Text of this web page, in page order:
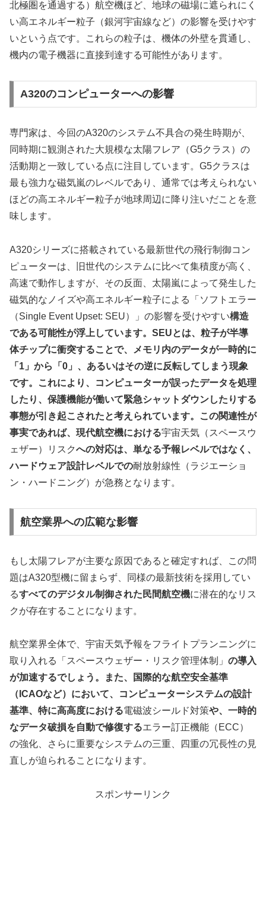
北極圏を通過する）航空機ほど、地球の磁場に遮られにく
い高エネルギー粒子（銀河宇宙線など）の影響を受けやす
いという点です。これらの粒子は、機体の外壁を貫通し、
機内の電子機器に直接到達する可能性があります。
A320のコンピューターへの影響
専門家は、今回のA320のシステム不具合の発生時期が、
同時期に観測された大規模な太陽フレア（G5クラス）の
活動期と一致している点に注目しています。G5クラスは
最も強力な磁気嵐のレベルであり、通常では考えられない
ほどの高エネルギー粒子が地球周辺に降り注いだことを意
味します。
A320シリーズに搭載されている最新世代の飛行制御コン
ピューターは、旧世代のシステムに比べて集積度が高く、
高速で動作しますが、その反面、太陽嵐によって発生した
磁気的なノイズや高エネルギー粒子による「ソフトエラー
（Single Event Upset: SEU）」の影響を受けやすい構造
である可能性が浮上しています。SEUとは、粒子が半導
体チップに衝突することで、メモリ内のデータが一時的に
「1」から「0」、あるいはその逆に反転してしまう現象
です。これにより、コンピューターが誤ったデータを処理
したり、保護機能が働いて緊急シャットダウンしたりする
事態が引き起こされたと考えられています。この関連性が
事実であれば、現代航空機における宇宙天気（スペースウ
ェザー）リスクへの対応は、単なる予報レベルではなく、
ハードウェア設計レベルでの耐放射線性（ラジエーショ
ン・ハードニング）が急務となります。
航空業界への広範な影響
もし太陽フレアが主要な原因であると確定すれば、この問
題はA320型機に留まらず、同様の最新技術を採用してい
るすべてのデジタル制御された民間航空機に潜在的なリス
クが存在することになります。
航空業界全体で、宇宙天気予報をフライトプランニングに
取り入れる「スペースウェザー・リスク管理体制」 の導入
が加速するでしょう。また、国際的な航空安全基準
（ICAOなど）において、コンピューターシステムの設計
基準、特に高高度における電磁波シールド対策や、一時的
なデータ破損を自動で修復するエラー訂正機能（ECC）
の強化、さらに重要なシステムの三重、四重の冗長性の見
直しが迫られることになります。
スポンサーリンク